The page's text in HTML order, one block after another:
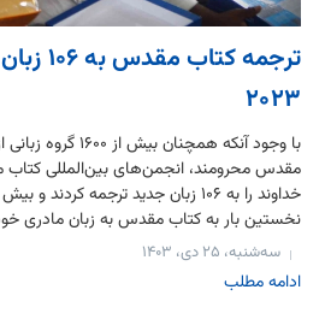
ترجمه
۲۰۲۳
با وجود آنکه
نخستین بار به کتاب مقدس به زبان مادری
سه‌شنبه، ۲۵ دی، ۱۴۰۳
ادامه مطلب